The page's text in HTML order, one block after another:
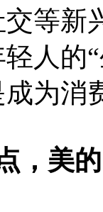
等新
人的
为消
，美